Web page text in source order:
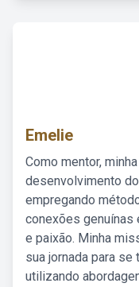
Emelie
Como mentor,
desenvolvimento
empregando
conexões genuínas
e paixão. Minha
sua jornada para se
utilizando